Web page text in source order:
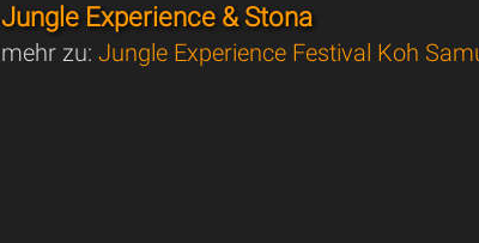
Jungle Experience & Stona
mehr zu:Jungle Experience Festival Koh